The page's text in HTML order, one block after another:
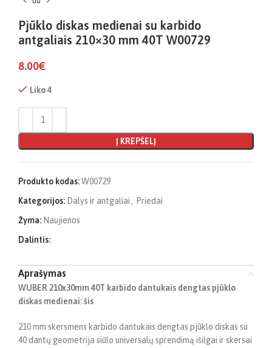
Pjūklo diskas medienai su karbido
antgaliais 210×30 mm 40T W00729
8.00€
Liko 4
Į KREPŠELĮ
Produkto kodas:W00729
Kategorijos: Dalys ir antgaliai , Priedai
Žyma: Naujienos
Dalintis:
Aprašymas
WUBER 210x30mm 40T karbido dantukais dengtas pjūklo
diskas medienai: šis
210 mm skersmens karbido dantukais dengtas pjūklo diskas su
40 dantų geometrija siūlo universalų sprendimą išilgai ir skersai